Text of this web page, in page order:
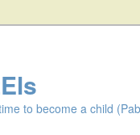
to become a child